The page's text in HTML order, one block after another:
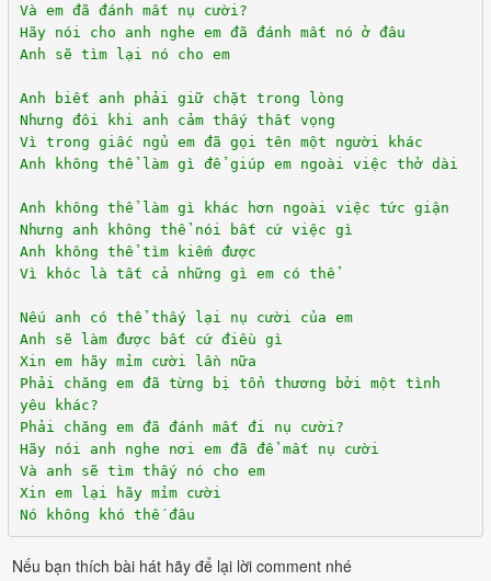
Và em đã đánh mất nụ cười?
Hãy nói cho anh nghe em đã đánh mất nó ở đâu
Anh sẽ tìm lại nó cho em
Anh biết anh phải giữ chặt trong lòng
Nhưng đôi khi anh cảm thấy thất vọng
Vì trong giấc ngủ em đã gọi tên một người khác
Anh không thể làm gì để giúp em ngoài việc thở dài
Anh không thể làm gì khác hơn ngoài việc tức giận
Nhưng anh không thể nói bất cứ việc gì
Anh không thể tìm kiếm được
Vì khóc là tất cả những gì em có thể
Nếu anh có thể thấy lại nụ cười của em
Anh sẽ làm được bất cứ điều gì
Xin em hãy mỉm cười lần nữa
Phải chăng em đã từng bị tổn thương bởi một tình
yêu khác?
Phải chăng em đã đánh mất đi nụ cười?
Hãy nói anh nghe nơi em đã để mất nụ cười
Và anh sẽ tìm thấy nó cho em
Xin em lại hãy mỉm cười
Nó không khó thế đâu
Nếu bạn thích bài hát hãy để lại lời comment nhé